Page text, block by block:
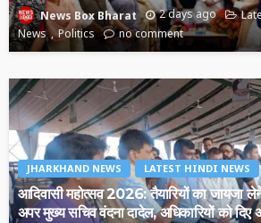
News Box Bharat 2 days ago
News
Politics no comment
JHARKHAND NEWS LATEST HINDI NEWS
आदिवासी महोत्सव 2026: तैयारियों का जायजा लेने
अपर मुख्य सचिव वंदना दादेल, अधिकारियों को दिए